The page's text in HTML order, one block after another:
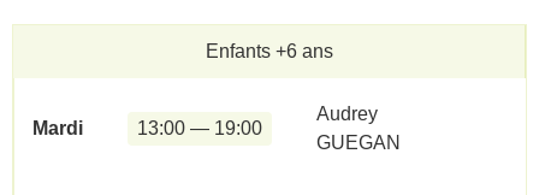
Enfants +6 ans
Mardi 13:00 — 19:00
Audrey
GUEGAN